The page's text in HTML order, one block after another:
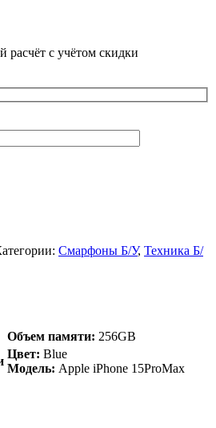
расчёт с учётом скидки
Смарфоны Б/У, Техника Б/
Объем памяти: 256GB
Цвет: Blue
Модель: Apple iPhone 15ProMax